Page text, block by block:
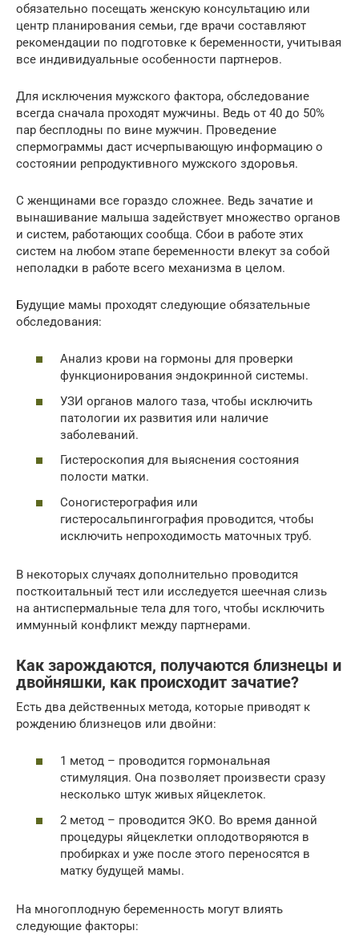
обязательно посещать женскую консультацию или
центр планирования семьи, где врачи составляют
рекомендации по подготовке к беременности, учитывая
все индивидуальные особенности партнеров.
Для исключения мужского фактора, обследование
всегда сначала проходят мужчины. Ведь от 40 до 50%
пар бесплодны по вине мужчин. Проведение
спермограммы даст исчерпывающую информацию о
состоянии репродуктивного мужского здоровья.
С женщинами все гораздо сложнее. Ведь зачатие и
вынашивание малыша задействует множество органов
и систем, работающих сообща. Сбои в работе этих
систем на любом этапе беременности влекут за собой
неполадки в работе всего механизма в целом.
Будущие мамы проходят следующие обязательные
обследования:
Анализ крови на гормоны для проверки
функционирования эндокринной системы.
УЗИ органов малого таза, чтобы исключить
патологии их развития или наличие
заболеваний.
Гистероскопия для выяснения состояния
полости матки.
Соногистерография или
гистеросальпингография проводится, чтобы
исключить непроходимость маточных труб.
В некоторых случаях дополнительно проводится
посткоитальный тест или исследуется шеечная слизь
на антиспермальные тела для того, чтобы исключить
иммунный конфликт между партнерами.
Как зарождаются, получаются близнецы и
двойняшки, как происходит зачатие?
Есть два действенных метода, которые приводят к
рождению близнецов или двойни:
1 метод – проводится гормональная
стимуляция. Она позволяет произвести сразу
несколько штук живых яйцеклеток.
2 метод – проводится ЭКО. Во время данной
процедуры яйцеклетки оплодотворяются в
пробирках и уже после этого переносятся в
матку будущей мамы.
На многоплодную беременность могут влиять
следующие факторы: